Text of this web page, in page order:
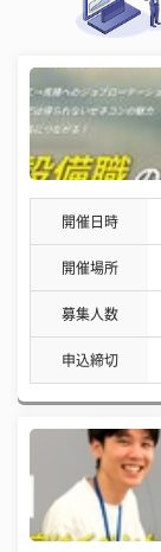
開催日時
開催場所
募集人数
申込締切